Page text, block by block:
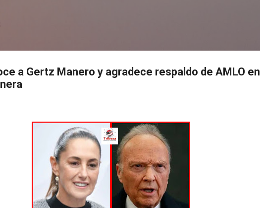
a Gertz Manero y agradece respaldo de AMLO en